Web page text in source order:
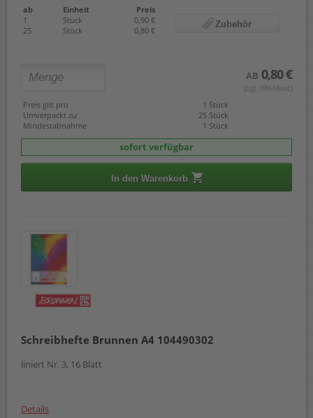
ab Einheit
Preis
1
Stück
0,90 €
25
Stück 0,80 €
Zubehör
AB 0,80 €
(zzgl. 19% Mwst.)
Preis gilt pro
1 Stück
Umverpackt zu
25 Stück
Mindestabnahme
1 Stück
sofort verfügbar
In den Warenkorb
Schreibhefte Brunnen A4 104490302
liniert Nr. 3, 16 Blatt
Details